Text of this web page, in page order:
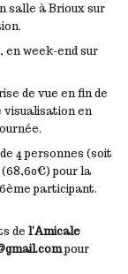
salle à Brioux sur
en week-end sur
de vue en fin de
visualisation en
4 personnes (soit
(68,60€) pour la
participant.
de l’Amicale
pour